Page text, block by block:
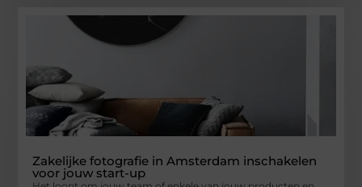
Zakelijke fotografie in Amsterdam inschakelen
voor jouw start-up